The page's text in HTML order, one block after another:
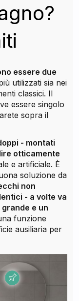
essere due
utilizzati sia nei
classici. Il
essere singolo
sopra il
- montati
otticamente
e artificiale. È
soluzione da
non
- a volte va
e un
funzione
ausiliaria per